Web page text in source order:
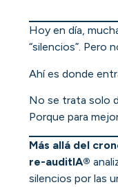
Hoy en día,
“silencios”. Pero
Ahí es donde
No se trata solo
Porque para
Más allá del
re-auditIA®
silencios por las